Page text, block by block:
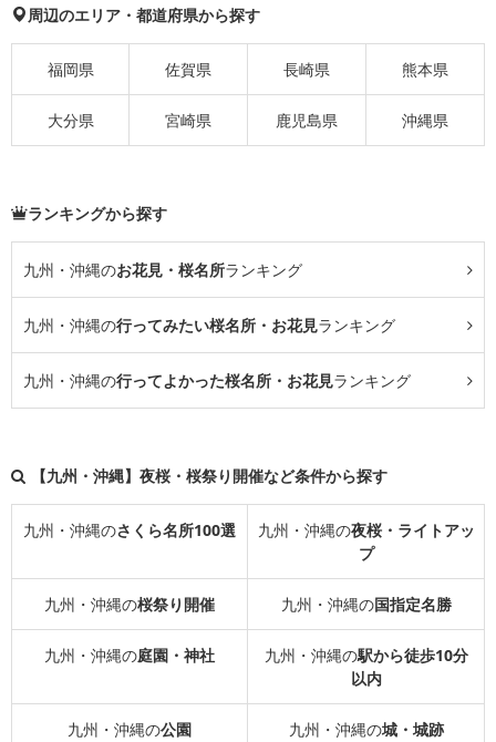
周辺のエリア・都道府県から探す
福岡県 佐賀県 長崎県 熊本県
大分県 宮崎県 鹿児島県 沖縄県
ランキングから探す
九州・沖縄のお花見・桜名所ランキング
九州・沖縄の行ってみたい桜名所・お花見ランキング
九州・沖縄の行ってよかった桜名所・お花見ランキング
【九州・沖縄】夜桜・桜祭り開催など条件から探す
九州・沖縄のさくら名所100選 九州・沖縄の夜桜・ライトアッ
プ
九州・沖縄の桜祭り開催 九州・沖縄の国指定名勝
九州・沖縄の庭園・神社 九州・沖縄の駅から徒歩10分
以内
九州・沖縄の公園 九州・沖縄の城・城跡